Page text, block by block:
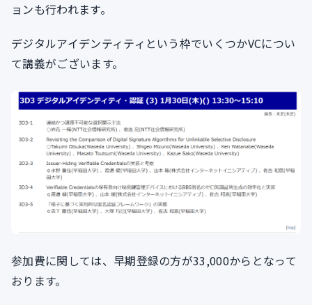
ョンも行われます。
デジタルアイデンティティという枠でいくつかVCについ
て講義がございます。
参加費に関しては、早期登録の方が33,000からとなって
おります。